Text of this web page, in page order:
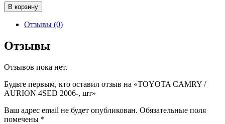
Количество
товара
TOYOTA
/
AURION
2006-,
В корзину
Отзывы (0)
Отзывы
Отзывов пока нет.
Будьте первым, кто оставил отзыв на «TOYOTA CAMRY /
AURION 4SED 2006-, шт»
Ваш адрес email не будет опубликован. Обязательные поля
помечены *